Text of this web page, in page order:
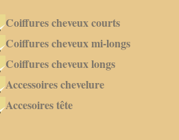
Coiffures cheveux courts
Coiffures cheveux mi-longs
Coiffures cheveux longs
Accessoires chevelure
Accesoires tête